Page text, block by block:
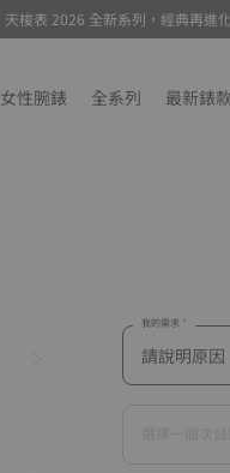
天梭表 2026 全新系列，經典再進
女性腕錶 全系列 最新錶款
我的需求